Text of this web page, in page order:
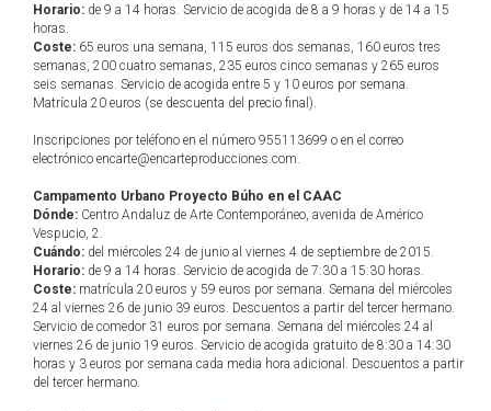
Horario: de 9 a 14 horas. Servicio de acogida de 8 a 9 horas y de 14 a 15
horas.
Coste: 65 euros una semana, 115 euros dos semanas, 160 euros tres
semanas, 200 cuatro semanas, 235 euros cinco semanas y 265 euros
seis semanas. Servicio de acogida entre 5 y 10 euros por semana.
Matrícula 20 euros (se descuenta del precio final).
Inscripciones por teléfono en el número 955113699 o en el correo
electrónico encarte@encarteproducciones.com.
Campamento Urbano Proyecto Búho en el CAAC
Dónde: Centro Andaluz de Arte Contemporáneo, avenida de Américo
Vespucio, 2.
Cuándo: del miércoles 24 de junio al viernes 4 de septiembre de 2015.
Horario: de 9 a 14 horas. Servicio de acogida de 7:30 a 15:30 horas.
Coste: matrícula 20 euros y 59 euros por semana. Semana del miércoles
24 al viernes 26 de junio 39 euros. Descuentos a partir del tercer hermano.
Servicio de comedor 31 euros por semana. Semana del miércoles 24 al
viernes 26 de junio 19 euros. Servicio de acogida gratuito de 8:30 a 14:30
horas y 3 euros por semana cada media hora adicional. Descuentos a partir
del tercer hermano.